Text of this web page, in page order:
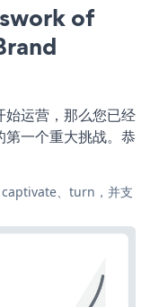
of
运营，那么您已经
一个重大挑战。恭
、turn，并支